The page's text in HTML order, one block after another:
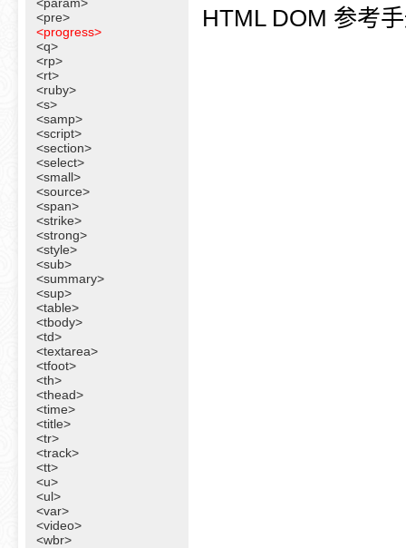
<pre>
<progress>
<q>
<rp>
<rt>
<ruby>
<s>
<samp>
<script>
<section>
<select>
<small>
<source>
<span>
<strike>
<strong>
<style>
<sub>
<summary>
<sup>
<table>
<tbody>
<td>
<textarea>
<tfoot>
<th>
<thead>
<time>
<title>
<tr>
<track>
<tt>
<u>
<ul>
<var>
<video>
<wbr>
HTML DOM 参考